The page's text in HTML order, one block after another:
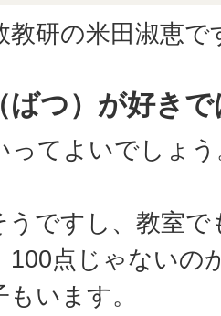
教研の米田淑恵で
ばつ）が好き
ってよいでしょ
うですし、教室
100点じゃない
います。